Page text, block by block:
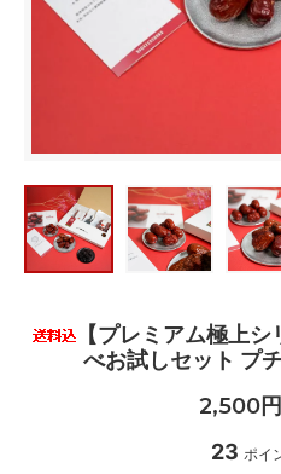
【プレミアム極上
べお試しセット プ
2,500
23 ポイ